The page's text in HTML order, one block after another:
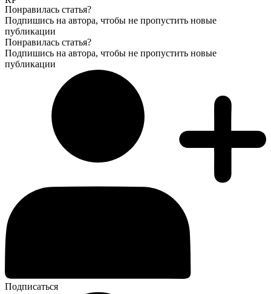
Понравилась статья?
Подпишись на автора, чтобы не пропустить новые
публикации
Понравилась статья?
Подпишись на автора, чтобы не пропустить новые
публикации
Подписаться